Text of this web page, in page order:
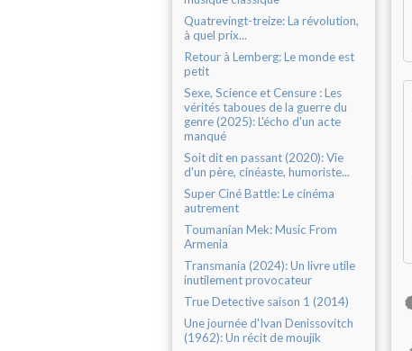
Quatrevingt-treize: La révolution,
à quel prix...
Retour à Lemberg: Le monde est
petit
Sexe, Science et Censure : Les
vérités taboues de la guerre du
genre (2025): L'écho d'un acte
manqué
Soit dit en passant (2020): Vie
d'un père, cinéaste, humoriste...
Super Ciné Battle: Le cinéma
autrement
Toumanian Mek: Music From
Armenia
Transmania (2024): Un livre utile
inutilement provocateur
True Detective saison 1 (2014)
Une journée d'Ivan Denissovitch
(1962): Un récit de moujik